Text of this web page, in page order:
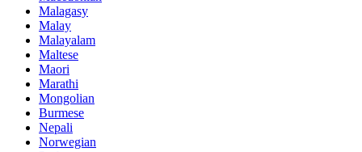
Malagasy
Malay
Malayalam
Maltese
Maori
Marathi
Mongolian
Burmese
Nepali
Norwegian